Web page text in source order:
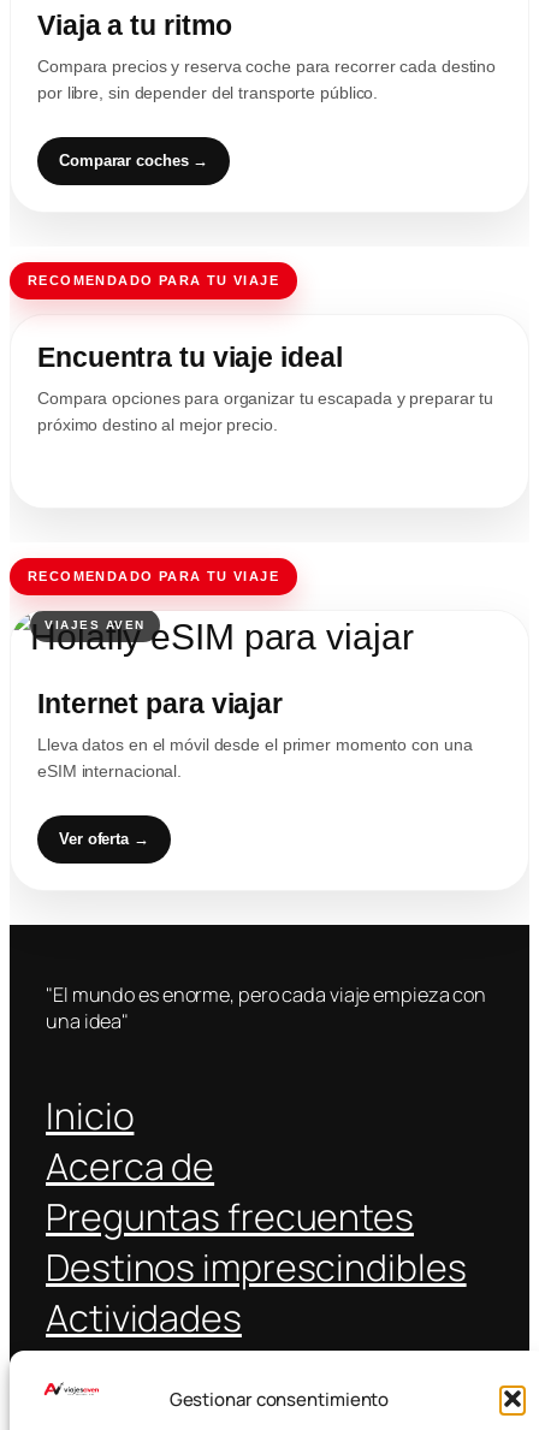
Gestionar consentimiento
Viaja a tu ritmo
Compara precios y reserva coche para recorrer cada destino
por libre, sin depender del transporte público.
Comparar coches →
RECOMENDADO PARA TU VIAJE
Encuentra tu viaje ideal
Compara opciones para organizar tu escapada y preparar tu
próximo destino al mejor precio.
RECOMENDADO PARA TU VIAJE
Internet para viajar
Lleva datos en el móvil desde el primer momento con una
eSIM internacional.
Ver oferta →
"El mundo es enorme, pero cada viaje empieza con
una idea"
Inicio
Acerca de
Preguntas frecuentes
Destinos imprescindibles
Actividades
Coche alquiler
Transporte público